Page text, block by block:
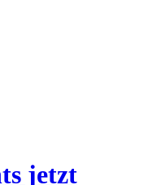
jetzt